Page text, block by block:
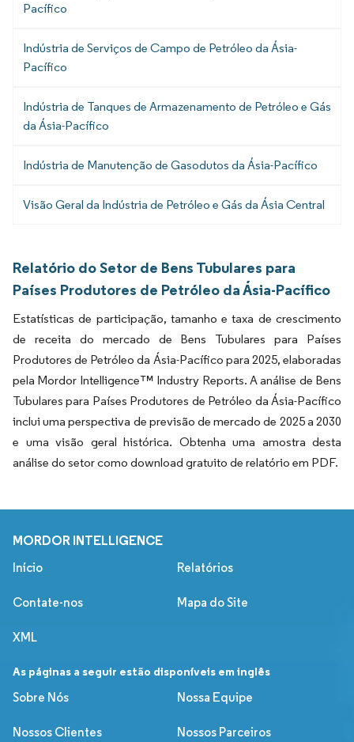
Pacífico
Indústria de Serviços de Campo de Petróleo da Ásia-
Pacífico
Indústria de Tanques de Armazenamento de Petróleo e Gás
da Ásia-Pacífico
Indústria de Manutenção de Gasodutos da Ásia-Pacífico
Visão Geral da Indústria de Petróleo e Gás da Ásia Central
Relatório do Setor de Bens Tubulares para
Países Produtores de Petróleo da Ásia-Pacífico
Estatísticas de participação, tamanho e taxa de crescimento
de receita do mercado de Bens Tubulares para Países
Produtores de Petróleo da Ásia-Pacífico para 2025, elaboradas
pela Mordor Intelligence™ Industry Reports. A análise de Bens
Tubulares para Países Produtores de Petróleo da Ásia-Pacífico
inclui uma perspectiva de previsão de mercado de 2025 a 2030
e uma visão geral histórica. Obtenha uma amostra desta
análise do setor como download gratuito de relatório em PDF.
MORDOR INTELLIGENCE
Início Relatórios
Contate-nos Mapa do Site
XML
As páginas a seguir estão disponíveis em inglês
Sobre Nós
Nossa Equipe
Nossos Clientes Nossos Parceiros